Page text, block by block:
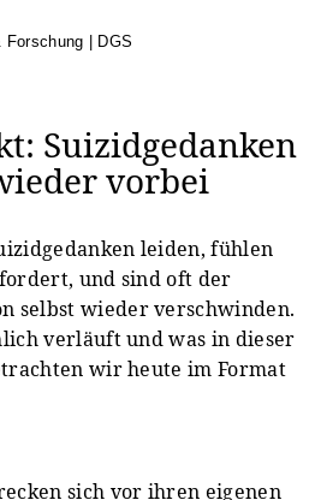
| DGS
Suizidgedanken
vorbei
leiden, fühlen
und sind oft der
selbst wieder verschwinden.
verläuft und was in dieser
wir heute im Format
sich vor ihren eigenen